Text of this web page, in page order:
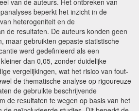
beperkt het inzicht in de
heterogeniteit en de
de resultaten. De auteurs konden geen
maar gebruikten gepaste statistische
werd gedefinieerd als een
kleiner dan 0,05, zonder duidelijke
vergelijkingen, wat het risico van fout-
de thematische analyse op rigoureuze
de gebruikte beschrijvende
de resultaten te wegen op basis van het